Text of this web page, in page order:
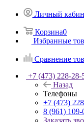
Личный
Корзина0
Избранные
Сравнение
+7 (473) 228-28-
Назад
Телефоны
+7 (473)
8 (961) 109-
Заказать